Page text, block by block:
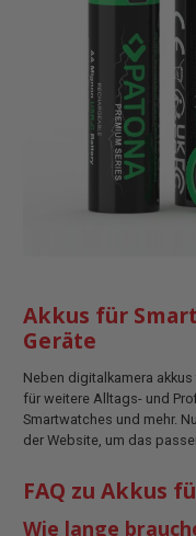
Akkus für
Geräte
Neben digitalkamera
für weitere Alltags- und
Smartwatches und mehr.
der Website, um das
FAQ zu Akkus
Wie lange